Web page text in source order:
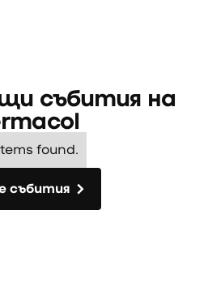
събития на
found.
събития